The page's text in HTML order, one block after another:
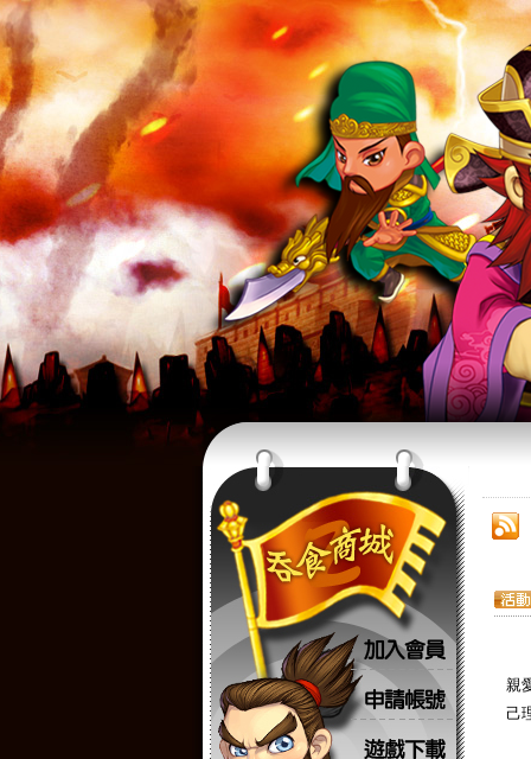
親
己